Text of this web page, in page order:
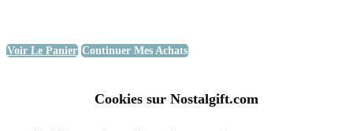
Voir Le Panier Continuer Mes Achats
Cookies sur Nostalgift.com